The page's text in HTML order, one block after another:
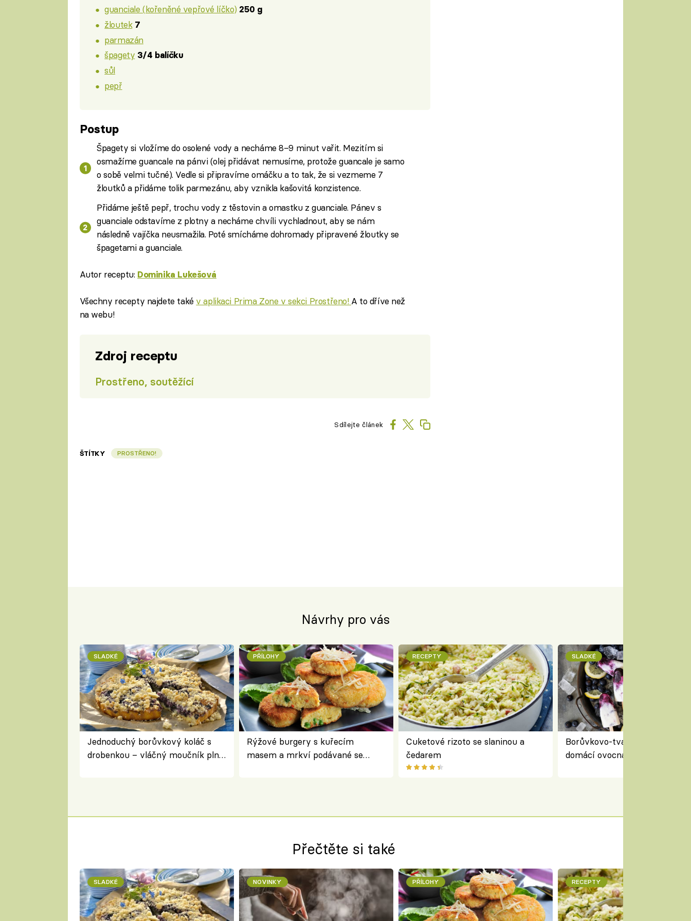
guanciale (kořeněné vepřové líčko) 250 g
žloutek 7
parmazán
špagety 3/4 balíčku
sůl
pepř
Postup
Špagety si vložíme do osolené vody a necháme 8–9 minut vařit. Mezitím si
osmažíme guancale na pánvi (olej přidávat nemusíme, protože guancale je samo
o sobě velmi tučné). Vedle si připravíme omáčku a to tak, že si vezmeme 7
žloutků a přidáme tolik parmezánu, aby vznikla kašovitá konzistence.
Přidáme ještě pepř, trochu vody z těstovin a omastku z guanciale. Pánev s
guanciale odstavíme z plotny a necháme chvíli vychladnout, aby se nám
následně vajíčka neusmažila. Poté smícháme dohromady připravené žloutky se
špagetami a guanciale.
Autor receptu: Dominika Lukešová
Všechny recepty najdete také v aplikaci Prima Zone v sekci Prostřeno! A to dříve než
na webu!
Zdroj receptu
Prostřeno, soutěžící
Sdílejte článek
ŠTÍTKY PROSTŘENO!
Návrhy pro vás
SLADKÉ
Jednoduchý borůvkový koláč s
drobenkou – vláčný moučník plný
PŘÍLOHY
Rýžové burgery s kuřecím
masem a mrkví podávané se
RECEPTY
Cuketové rizoto se slaninou a
čedarem
SLADKÉ
Borůvkovo-tvarohové nanuky
domácí ovocná zmrzlina na
Přečtěte si také
SLADKÉ NOVINKY PŘÍLOHY RECEPTY